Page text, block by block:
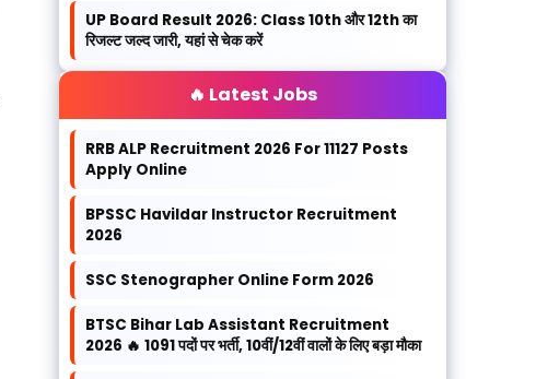
UP Board Result 2026: Class 10th और 12th का
रिजल्ट जल्द जारी, यहां से चेक करें
🔥 Latest Jobs
RRB ALP Recruitment 2026 For 11127 Posts
Apply Online
BPSSC Havildar Instructor Recruitment
2026
SSC Stenographer Online Form 2026
BTSC Bihar Lab Assistant Recruitment
2026 🔥 1091 पदों पर भर्ती, 10वीं/12वीं वालों के लिए बड़ा मौका